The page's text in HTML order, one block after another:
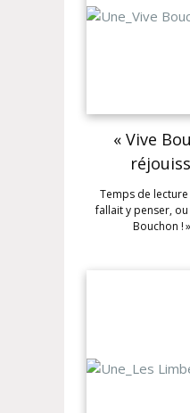
« Vive
Temps de lecture
fallait y penser, ou
Bouchon !